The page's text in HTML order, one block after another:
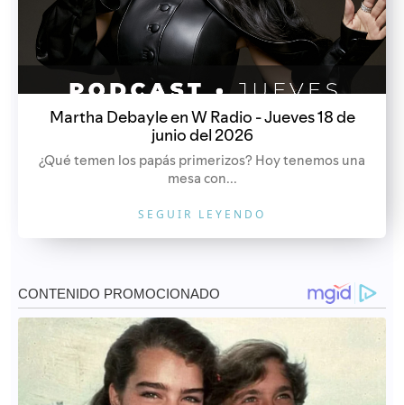
Martha Debayle en W Radio - Jueves 18 de
junio del 2026
¿Qué temen los papás primerizos? Hoy tenemos una
mesa con...
SEGUIR LEYENDO